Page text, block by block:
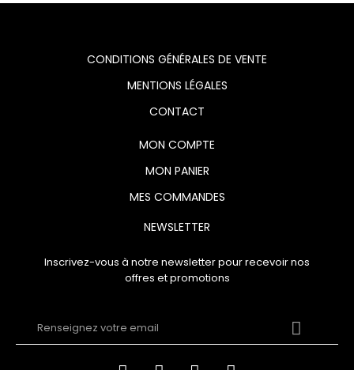
CONDITIONS GÉNÉRALES DE VENTE
MENTIONS LÉGALES
CONTACT
MON COMPTE
MON PANIER
MES COMMANDES
NEWSLETTER
Inscrivez-vous à notre newsletter pour recevoir nos
offres et promotions